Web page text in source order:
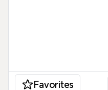
Favorites